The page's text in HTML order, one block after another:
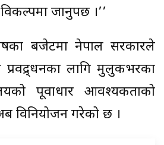
जानुपर्छ ।’’
बजेटमा नेपाल सरकारले
प्रवद्र्धनका लागि मुलुकभरका
पूर्वाधार आवश्यकताको
विनियोजन गरेको छ ।